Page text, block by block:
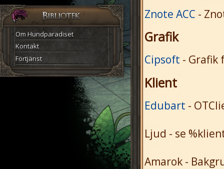
Om Hundparadiset
Kontakt
Förtjänst
Znote ACC -
Grafik
Cipsoft - Grafik
Klient
Edubart -
Ljud - se
Amarok -